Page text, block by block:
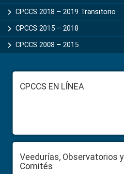
CPCCS 2018 – 2019 Transitorio
CPCCS 2015 – 2018
CPCCS 2008 – 2015
FooterCPCCS EN LÍNEA
Veedurías, Observatorios y
Comités